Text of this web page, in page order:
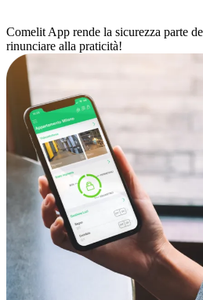
Comelit App rende la sicurezza parte
rinunciare alla praticità!